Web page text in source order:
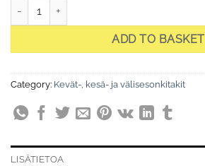
ADD TO BASKET
Category: Kevät-, kesä- ja välisesonkitakit
LISÄTIETOA